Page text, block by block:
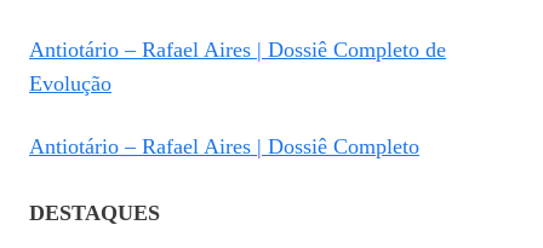
Antiotário – Rafael Aires | Dossiê Completo de
Evolução
Antiotário – Rafael Aires | Dossiê Completo
DESTAQUES